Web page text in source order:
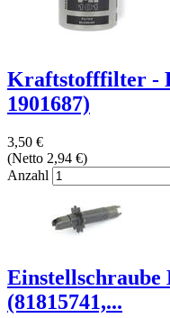
Kraftstofffilter -
1901687)
3,50 €
(Netto 2,94 €)
Anzahl
Einstellschraube
(81815741,...